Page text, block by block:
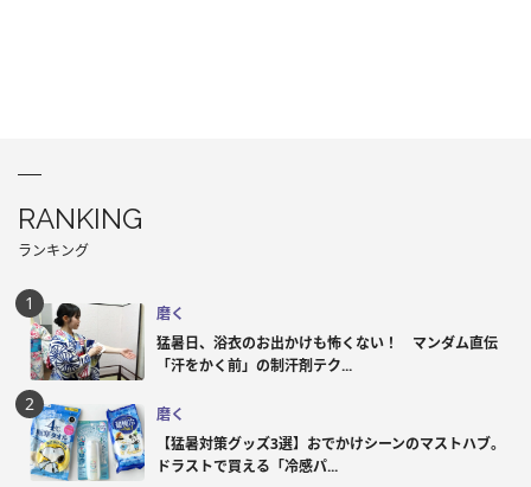
RANKING
ランキング
磨く
猛暑日、浴衣のお出かけも怖くない！ マンダム直伝
「汗をかく前」の制汗剤テク...
磨く
【猛暑対策グッズ3選】おでかけシーンのマストハブ。
ドラストで買える「冷感パ...